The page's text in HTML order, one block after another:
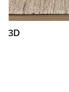
3D